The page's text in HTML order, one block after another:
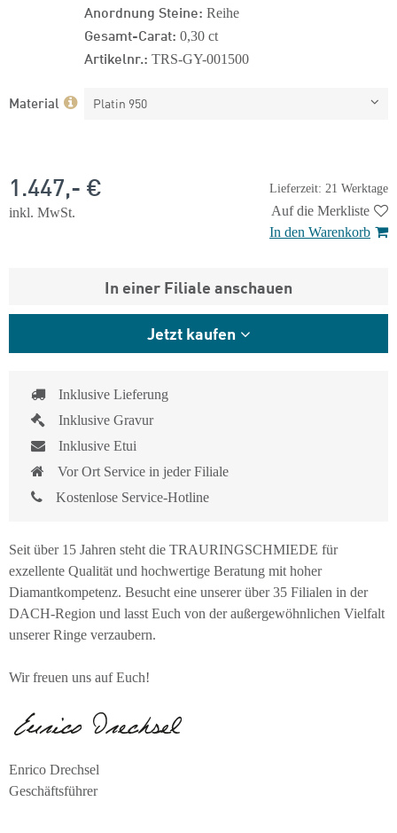
Anordnung Steine: Reihe
Gesamt-Carat: 0,30 ct
Artikelnr.: TRS-GY-001500
Material Platin 950
Lieferzeit: 21 Werktage
1.447,- €
inkl. MwSt.
Auf die Merkliste
In den Warenkorb
In einer Filiale anschauen
Jetzt kaufen
Inklusive Lieferung
Inklusive Gravur
Inklusive Etui
Vor Ort Service in jeder Filiale
Kostenlose Service-Hotline
Seit über 15 Jahren steht die TRAURINGSCHMIEDE für
exzellente Qualität und hochwertige Beratung mit hoher
Diamantkompetenz. Besucht eine unserer über 35 Filialen in der
DACH-Region und lasst Euch von der außergewöhnlichen Vielfalt
unserer Ringe verzaubern.
Wir freuen uns auf Euch!
Enrico Drechsel
Geschäftsführer